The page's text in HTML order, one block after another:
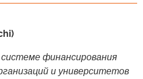
финансирования
и университетов